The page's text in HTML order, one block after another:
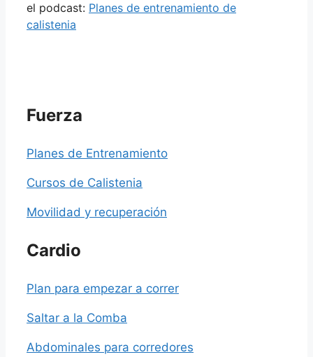
el podcast: Planes de entrenamiento de
calistenia
Fuerza
Planes de Entrenamiento
Cursos de Calistenia
Movilidad y recuperación
Cardio
Plan para empezar a correr
Saltar a la Comba
Abdominales para corredores